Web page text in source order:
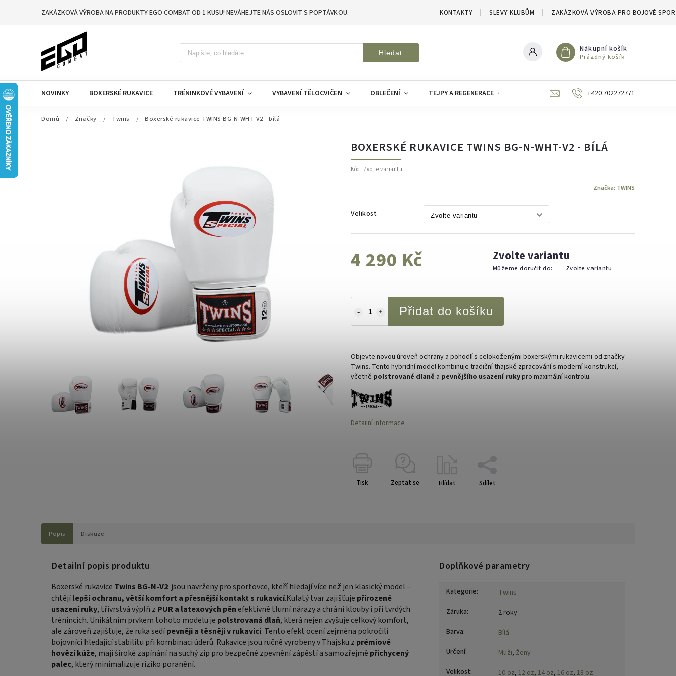
ZAKÁZKOVÁ VÝROBA NA PRODUKTY EGO COMBAT OD 1 KUSU! NEVÁHEJTE NÁS OSLOVIT S POPTÁVKOU. KONTAKTY SLEVY KLUBŮM ZAKÁZKOVÁ VÝROBA PRO BOJOVÉ
Hledat Nákupní košík
Prázdný košík
NOVINKY BOXERSKÉ RUKAVICE TRÉNINKOVÉ VYBAVENÍ VYBAVENÍ TĚLOCVIČEN OBLEČENÍ TEJPY A REGENERACE SLEVY A VÝPRODEJE
+420 702272771
Domů / Značky / Twins / Boxerské rukavice TWINS BG-N-WHT-V2 - bílá
BOXERSKÉ RUKAVICE TWINS BG-N-WHT-V2 - BÍLÁ
Kód: Zvolte variantu
Značka: TWINS
Velikost
4 290 Kč Zvolte variantu
Můžeme doručit do: Zvolte variantu
Přidat do košíku
Objevte novou úroveň ochrany a pohodlí s celokoženými boxerskými rukavicemi od značky
Twins. Tento hybridní model kombinuje tradiční thajské zpracování s moderní konstrukcí,
včetně polstrované dlaně a pevnějšího usazení rukypro maximální kontrolu.
Detailní informace
Tisk Zeptat se Hlídat Sdílet
Popis Diskuze
Detailní popis produktu
Boxerské rukavice Twins BG-N-V2 jsou navrženy pro sportovce, kteří hledají více než jen klasický model –
chtějílepší ochranu, větší komfort a přesnější kontakt s rukavicí.Kulatý tvar zajišťuje přirozené
usazení ruky, třívrstvá výplň z PUR a latexových pěnefektivně tlumí nárazy a chrání klouby i při tvrdých
trénincích. Unikátním prvkem tohoto modelu je polstrovaná dlaň, která nejen zvyšuje celkový komfort,
ale zároveň zajišťuje, že ruka sedípevněji a těsněji v rukavici. Tento efekt ocení zejména pokročilí
bojovníci hledající stabilitu při kombinaci úderů. Rukavice jsou ručně vyrobeny v Thajsku z prémiové
hovězí kůže, mají široké zapínání na suchý zip pro bezpečné zpevnění zápěstí a samozřejmě přichycený
palec, který minimalizuje riziko poranění.
Doplňkové parametry
Kategorie:
Twins
Záruka:
2 roky
Barva:
Bílá
Určení: Muži, Ženy
Velikost: 10 oz, 12 oz, 14 oz, 16 oz, 18 oz